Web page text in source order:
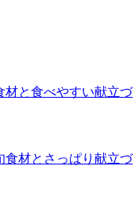
材と食べやすい献立づ
食材とさっぱり献立づ